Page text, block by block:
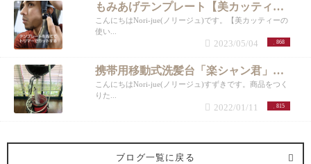
もみあげテンプレート【美カッティー】もみあげ・耳まわり、自分でカット。メンズロングヘアver.
こんにちはNori-jue(ノリージュ)です。【美カッティーの
使い...
868
2023/05/04
携帯用移動式洗髪台「楽シャン君」【COSME TOKYO2022】
こんにちはNori-jue(ノリージュ)すずきです。商品をつく
りた...
815
2022/01/11
ブログ一覧に戻る